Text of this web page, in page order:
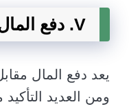
V. دفع المال مقابل وشم الزوجين
يعد دفع المال
ومن العديد